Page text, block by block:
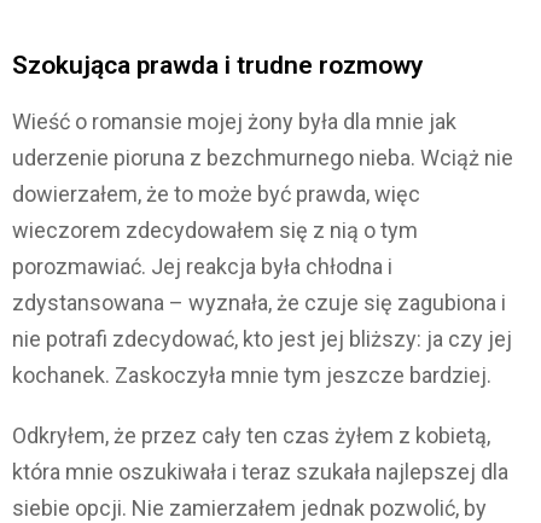
Szokująca prawda i trudne rozmowy
Wieść o romansie mojej żony była dla mnie jak
uderzenie pioruna z bezchmurnego nieba. Wciąż nie
dowierzałem, że to może być prawda, więc
wieczorem zdecydowałem się z nią o tym
porozmawiać. Jej reakcja była chłodna i
zdystansowana – wyznała, że czuje się zagubiona i
nie potrafi zdecydować, kto jest jej bliższy: ja czy jej
kochanek. Zaskoczyła mnie tym jeszcze bardziej.
Odkryłem, że przez cały ten czas żyłem z kobietą,
która mnie oszukiwała i teraz szukała najlepszej dla
siebie opcji. Nie zamierzałem jednak pozwolić, by